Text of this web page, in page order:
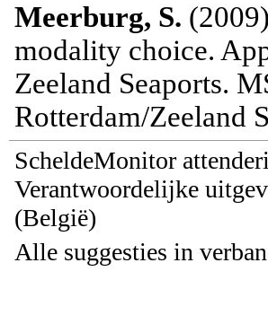
Meerburg, S.
modality choice.
Zeeland Seaports.
Rotterdam/Zeeland
ScheldeMonitor
Verantwoordelijke
(België)
Alle suggesties in